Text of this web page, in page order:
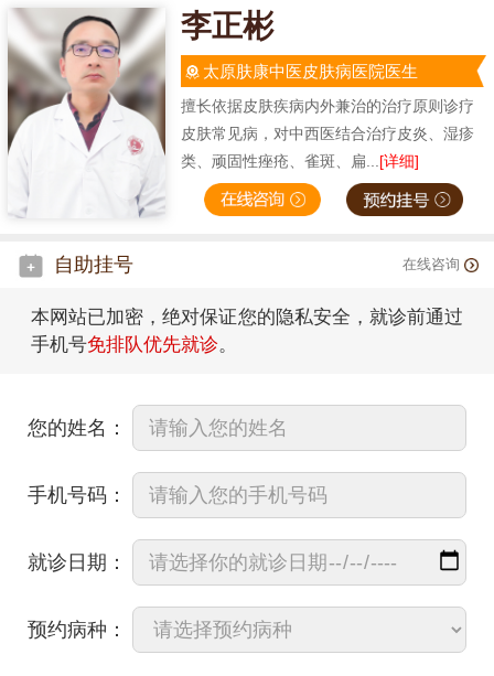
李正彬
太原肤康中医皮肤病医院医生
擅长依据皮肤疾病内外兼治的治疗原则诊疗
皮肤常见病，对中西医结合治疗皮炎、湿疹
类、顽固性痤疮、雀斑、扁...[详细]
自助挂号 在线咨询
本网站已加密，绝对保证您的隐私安全，就诊前通过
手机号免排队优先就诊。
您的姓名：
手机号码：
就诊日期：
预约病种：